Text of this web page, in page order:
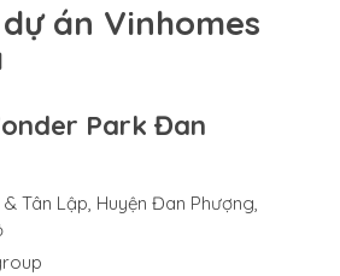
án Vinhomes
Park Đan
Tân Lập, Huyện Đan Phượng,